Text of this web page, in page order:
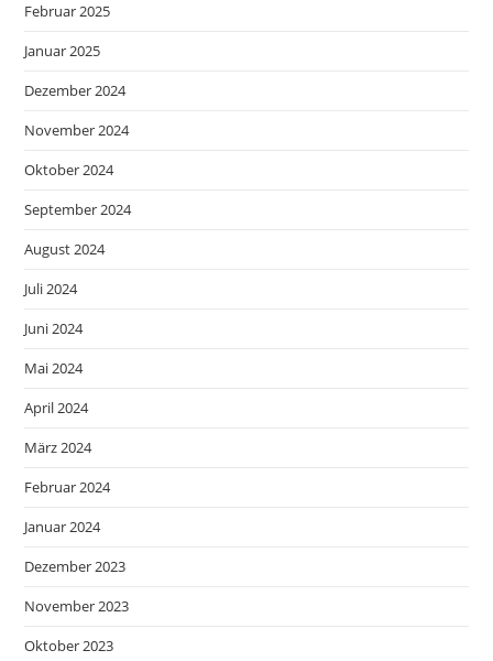
Februar 2025
Januar 2025
Dezember 2024
November 2024
Oktober 2024
September 2024
August 2024
Juli 2024
Juni 2024
Mai 2024
April 2024
März 2024
Februar 2024
Januar 2024
Dezember 2023
November 2023
Oktober 2023